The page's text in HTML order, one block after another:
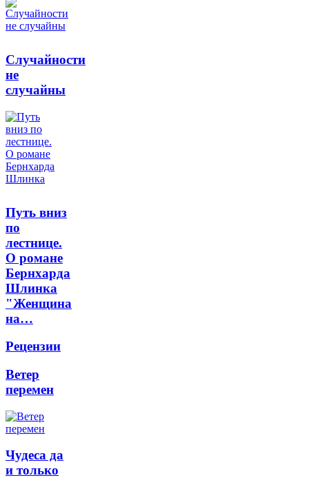
Случайности
не
случайны
Путь вниз
по
лестнице.
О романе
Бернхарда
Шлинка
"Женщина
на…
Рецензии
Ветер
перемен
Чудеса да
и только